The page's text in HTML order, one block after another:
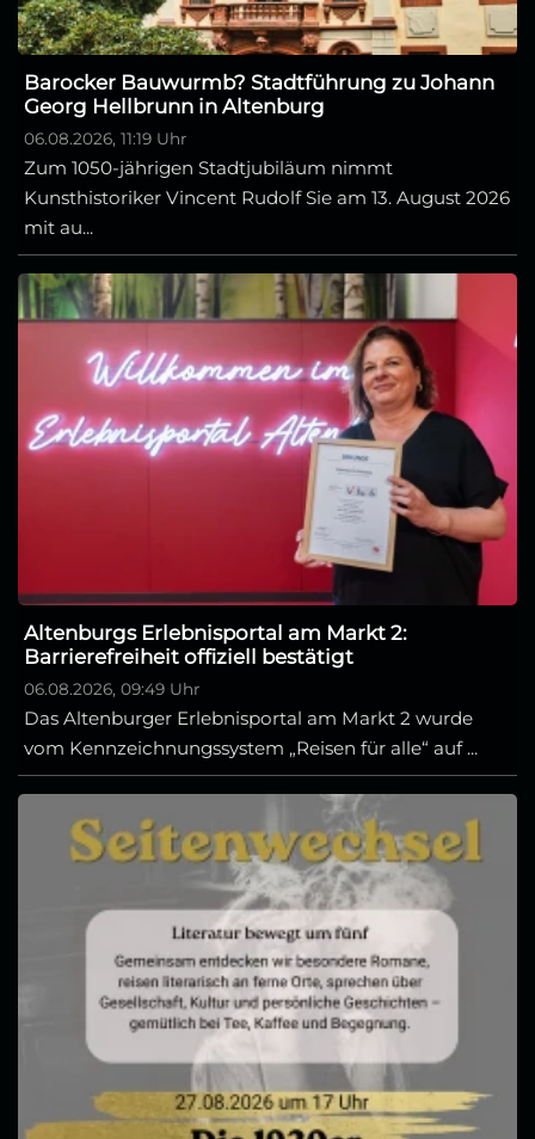
Barocker Bauwurmb? Stadtführung zu Johann
Georg Hellbrunn in Altenburg
06.08.2026, 11:19 Uhr
Zum 1050-jährigen Stadtjubiläum nimmt
Kunsthistoriker Vincent Rudolf Sie am 13. August 2026
mit au...
Altenburgs Erlebnisportal am Markt 2:
Barrierefreiheit offiziell bestätigt
06.08.2026, 09:49 Uhr
Das Altenburger Erlebnisportal am Markt 2 wurde
vom Kennzeichnungssystem „Reisen für alle“ auf ...